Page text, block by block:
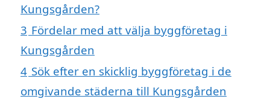
Kungsgården?
3 Fördelar med att välja byggföretag i
Kungsgården
4 Sök efter en skicklig byggföretag i de
omgivande städerna till Kungsgården